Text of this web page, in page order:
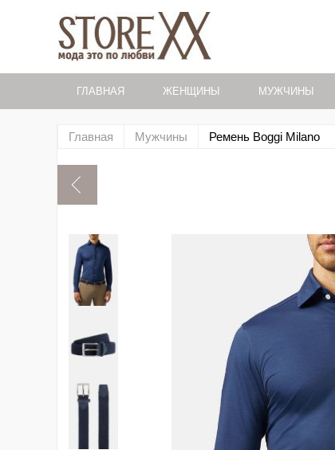
ГЛАВНАЯ ЖЕНЩИНЫ МУЖЧИНЫ
Главная Мужчины Ремень Boggi Milano